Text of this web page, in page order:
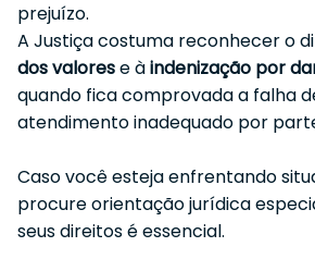
prejuízo.
A Justiça costuma reconhecer o
dos valorese àindenização por
quando fica comprovada a falha
atendimento inadequado por
Caso você esteja enfrentando
procure orientação jurídica
seus direitos é essencial.